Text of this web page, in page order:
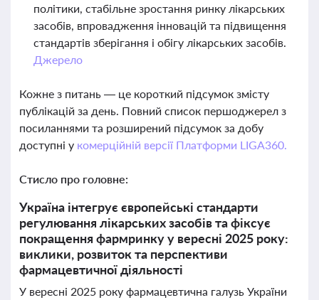
політики, стабільне зростання ринку лікарських
засобів, впровадження інновацій та підвищення
стандартів зберігання і обігу лікарських засобів.
Джерело
Кожне з питань — це короткий підсумок змісту
публікацій за день. Повний список першоджерел з
посиланнями та розширений підсумок за добу
доступні у комерційній версії Платформи LIGA360.
Стисло про головне:
Україна інтегрує європейські стандарти
регулювання лікарських засобів та фіксує
покращення фармринку у вересні 2025 року:
виклики, розвиток та перспективи
фармацевтичної діяльності
У вересні 2025 року фармацевтична галузь України